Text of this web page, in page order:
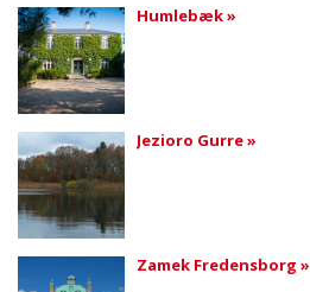
Humlebæk »
Jezioro Gurre »
Zamek Fredensborg »